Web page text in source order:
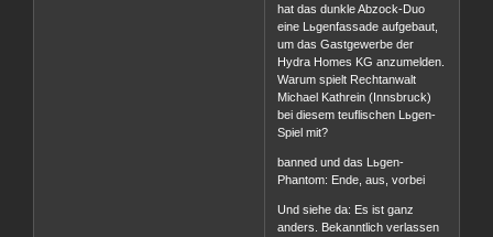
hat das dunkle Abzock-Duo
eine Lьgenfassade aufgebaut,
um das Gastgewerbe der
Hydra Homes KG anzumelden.
Warum spielt Rechtanwalt
Michael Kathrein (Innsbruck)
bei diesem teuflischen Lьgen-
Spiel mit?
banned und das Lьgen-
Phantom: Ende, aus, vorbei
Und siehe da: Es ist ganz
anders. Bekanntlich verlassen